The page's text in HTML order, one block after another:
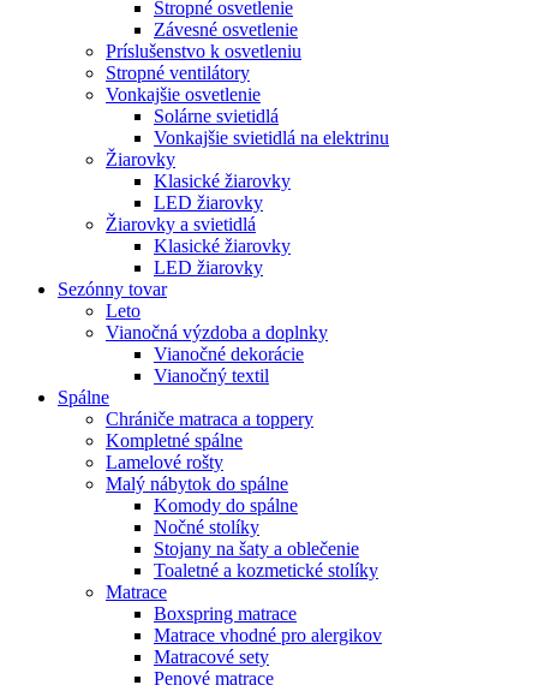
Stropné osvetlenie
Závesné osvetlenie
Príslušenstvo k osvetleniu
Stropné ventilátory
Vonkajšie osvetlenie
Solárne svietidlá
Vonkajšie svietidlá na elektrinu
Žiarovky
Klasické žiarovky
LED žiarovky
Žiarovky a svietidlá
Klasické žiarovky
LED žiarovky
Sezónny tovar
Leto
Vianočná výzdoba a doplnky
Vianočné dekorácie
Vianočný textil
Spálne
Chrániče matraca a toppery
Kompletné spálne
Lamelové rošty
Malý nábytok do spálne
Komody do spálne
Nočné stolíky
Stojany na šaty a oblečenie
Toaletné a kozmetické stolíky
Matrace
Boxspring matrace
Matrace vhodné pro alergikov
Matracové sety
Penové matrace